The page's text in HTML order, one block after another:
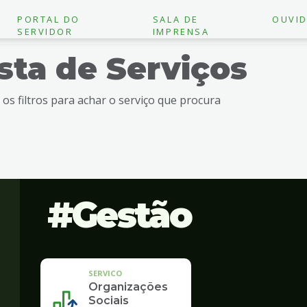
PORTAL DO
SERVIDOR
SALA DE
IMPRENSA
de Serviços
os filtros para achar o serviço que procura
Gestão
SERVICO
Organizações
Sociais